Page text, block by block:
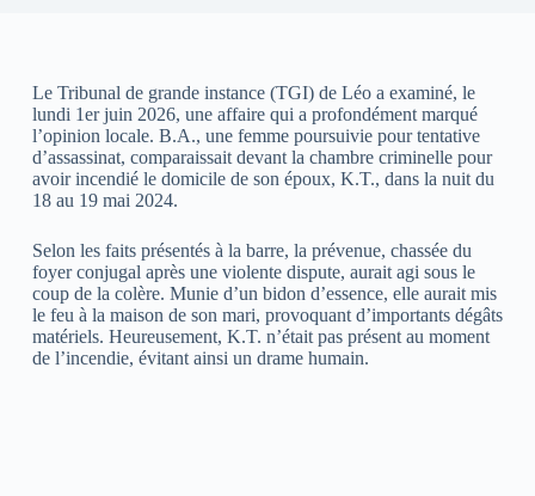
Le Tribunal de grande instance (TGI) de Léo a examiné, le
lundi 1er juin 2026, une affaire qui a profondément marqué
l’opinion locale. B.A., une femme poursuivie pour tentative
d’assassinat, comparaissait devant la chambre criminelle pour
avoir incendié le domicile de son époux, K.T., dans la nuit du
18 au 19 mai 2024.
Selon les faits présentés à la barre, la prévenue, chassée du
foyer conjugal après une violente dispute, aurait agi sous le
coup de la colère. Munie d’un bidon d’essence, elle aurait mis
le feu à la maison de son mari, provoquant d’importants dégâts
matériels. Heureusement, K.T. n’était pas présent au moment
de l’incendie, évitant ainsi un drame humain.